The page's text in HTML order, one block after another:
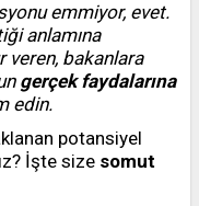
emmiyor, evet.
anlamına
veren, bakanlara
gerçek faydalarına
edin.
potansiyel
İşte size somut